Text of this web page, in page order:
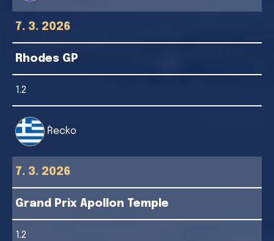
7. 3. 2026
Rhodes GP
1.2
Řecko
7. 3. 2026
Grand Prix Apollon Temple
1.2